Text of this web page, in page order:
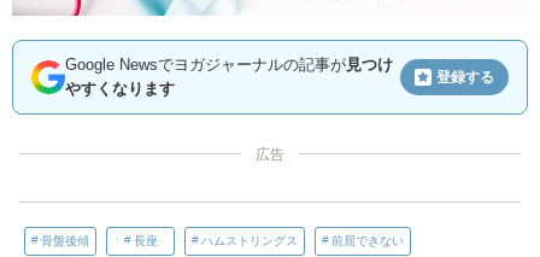
Google Newsでヨガジャーナルの記事が見つけ
やすくなります
登録する
広告
骨盤後傾 長座 ハムストリングス 前屈できない